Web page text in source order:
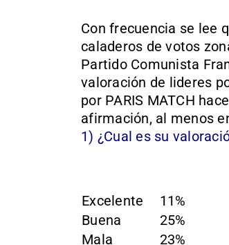
Con frecuencia se lee
caladeros de votos
Partido Comunista
valoración de lideres
por PARIS MATCH
afirmación, al menos
1) ¿Cual es su
Excelente
11%
Buena
25%
Mala
23%